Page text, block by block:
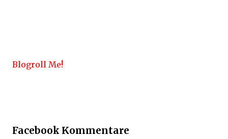
Blogroll Me!
Facebook Kommentare